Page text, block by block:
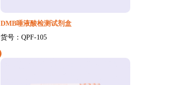
DMB唾液酸检测试剂盒
货号：QPF-105